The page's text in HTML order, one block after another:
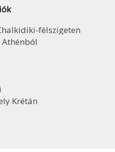
félszigeten
Krétán